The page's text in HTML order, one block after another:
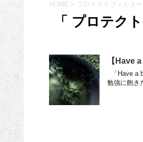
HOME > プロテクトフィルター
「 プロテク
【Have
「Have a
勉強に飽き